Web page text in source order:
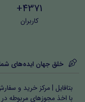
4371+
کاربران
خلق جهان ایده‌های شما
بتافایل | مرکز خرید و